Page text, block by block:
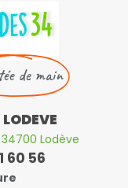
de main
Lodève
60 56